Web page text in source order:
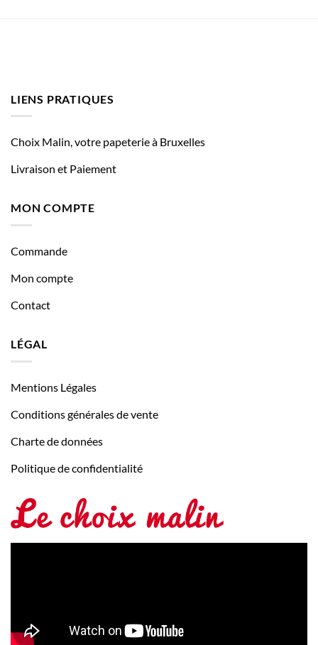
LIENS PRATIQUES
Choix Malin, votre papeterie à Bruxelles
Livraison et Paiement
MON COMPTE
Commande
Mon compte
Contact
LÉGAL
Mentions Légales
Conditions générales de vente
Charte de données
Politique de confidentialité